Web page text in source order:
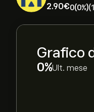
2.90‎€‎0(0%)
Grafico
‎0‎ Ult. mese